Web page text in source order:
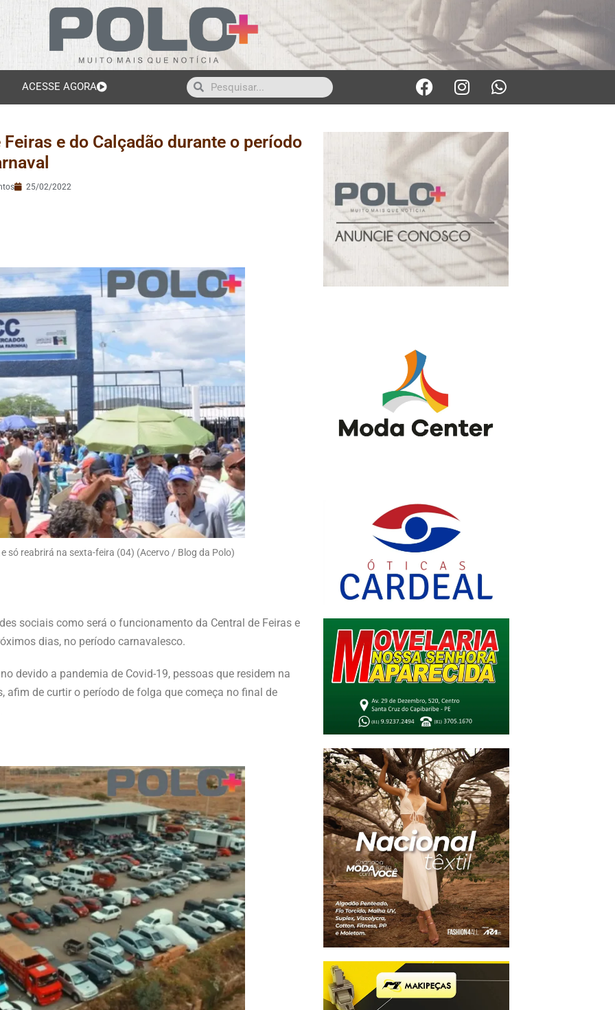
ACESSE AGORA
e do Calçadão durante o período
25/02/2022
só reabrirá na sexta-feira (04) (Acervo / Blog da Polo)
sociais como será o funcionamento da Central de Feiras e
dias, no período carnavalesco.
devido a pandemia de Covid-19, pessoas que residem na
afim de curtir o período de folga que começa no final de